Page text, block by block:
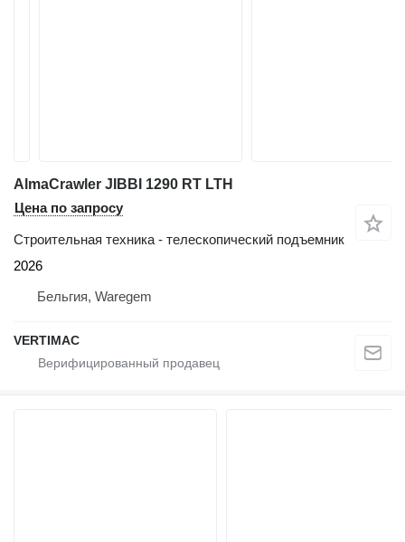
AlmaCrawler JIBBI 1290 RT LTH
Цена по запросу
Строительная техника - телескопический подъемник
2026
Бельгия, Waregem
VERTIMAC